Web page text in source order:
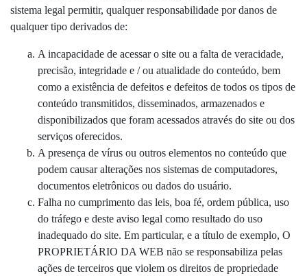
sistema legal permitir, qualquer responsabilidade por danos de
qualquer tipo derivados de:
A incapacidade de acessar o site ou a falta de veracidade,
precisão, integridade e / ou atualidade do conteúdo, bem
como a existência de defeitos e defeitos de todos os tipos de
conteúdo transmitidos, disseminados, armazenados e
disponibilizados que foram acessados ​​através do site ou dos
serviços oferecidos.
A presença de vírus ou outros elementos no conteúdo que
podem causar alterações nos sistemas de computadores,
documentos eletrônicos ou dados do usuário.
Falha no cumprimento das leis, boa fé, ordem pública, uso
do tráfego e deste aviso legal como resultado do uso
inadequado do site. Em particular, e a título de exemplo, O
PROPRIETÁRIO DA WEB não se responsabiliza pelas
ações de terceiros que violem os direitos de propriedade